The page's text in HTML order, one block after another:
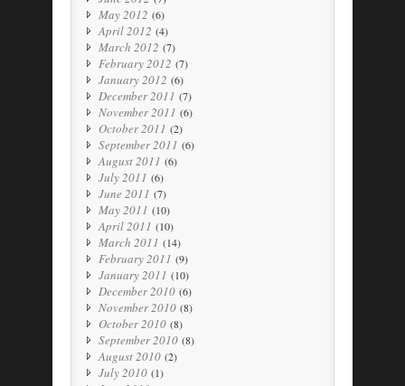
May 2012 (6)
April 2012 (4)
March 2012 (7)
February 2012 (7)
January 2012 (6)
December 2011 (7)
November 2011 (6)
October 2011 (2)
September 2011 (6)
August 2011 (6)
July 2011 (6)
June 2011 (7)
May 2011 (10)
April 2011 (10)
March 2011 (14)
February 2011 (9)
January 2011 (10)
December 2010 (6)
November 2010 (8)
October 2010 (8)
September 2010 (8)
August 2010 (2)
July 2010 (1)